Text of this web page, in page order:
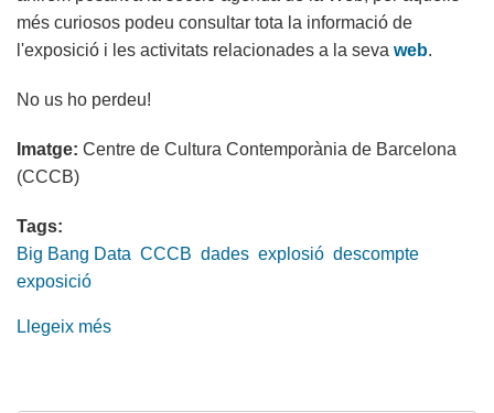
més curiosos podeu consultar tota la informació de
l'exposició i les activitats relacionades a la seva web.
No us ho perdeu!
Imatge: Centre de Cultura Contemporània de Barcelona
(CCCB)
Tags:
Big Bang Data CCCB dades explosió descompte
exposició
Llegeix més